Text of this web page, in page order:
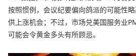
按照惯例，会议纪要偏向鸽派的可能性
供上涨机会；不过，市场兑美国服务业
可能会令黄金多头有所顾忌。